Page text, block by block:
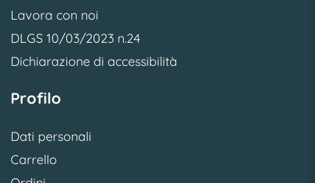
Lavora con noi
DLGS 10/03/2023 n.24
Dichiarazione di accessibilità
Profilo
Dati personali
Carrello